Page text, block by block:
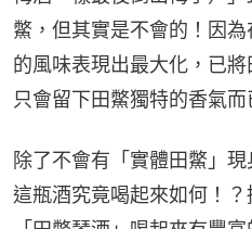
鱉，但其實是不會的！因
的風味表現出最大化，已
只會留下田鱉獨特的香氣而
除了不會有「實體田鱉」
這瓶酒究竟喝起來如何！